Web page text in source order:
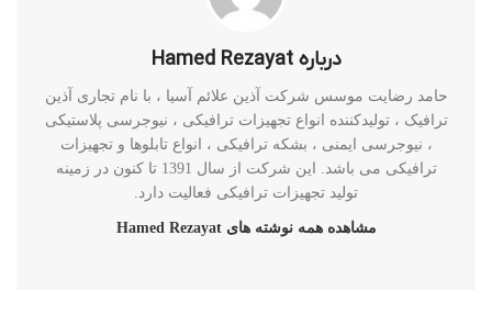
درباره Hamed Rezayat
حامد رضایت موسس شرکت آذین علائم آسیا ، با نام تجاری آذین
ترافیک ، تولیدکننده انواع تجهیزات ترافیکی ، نیوجرسی پلاستیکی
، نیوجرسی ایمنی ، بشکه ترافیکی ، انواع تابلوها و تجهیزات
ترافیکی می باشد. این شرکت از سال 1391 تا کنون در زمینه
تولید تجهیزات ترافیکی فعالیت دارد.
مشاهده همه نوشته های Hamed Rezayat